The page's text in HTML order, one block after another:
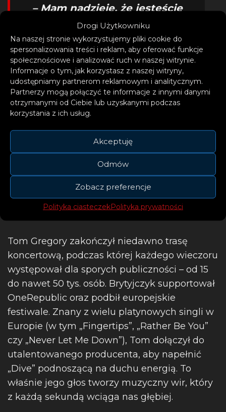
Drogi Użytkowniku
Na naszej stronie wykorzystujemy pliki cookie do
spersonalizowania treści i reklam, aby oferować funkcje
społecznościowe i analizować ruch w naszej witrynie.
Informacje o tym, jak korzystasz z naszej witryny,
udostępniamy partnerom reklamowym i analitycznym.
Partnerzy mogą połączyć te informacje z innymi danymi
otrzymanymi od Ciebie lub uzyskanymi podczas
korzystania z ich usług.
Akceptuję
Odmów
Zobacz preferencje
Polityka ciasteczekPolityka prywatności
– Mam nadzieję, że jesteście
gotowi, aby «zanurkować» w
mój nowy singiel z Tomem
Gregorym! Chciałem stworzyć
idealne połączenie
house’owego brzmienia
napędzanego fortepianem z
ma lepszego sposobu na
rozpoczęcie nowego sezonu!
– komentuje Lost Frequencie
Tom Gregory zakończył niedawno trasę
koncertową, podczas której każdego wieczoru
występował dla sporych publiczności – od 15
do nawet 50 tys. osób. Brytyjczyk supportował
OneRepublic oraz podbił europejskie
festiwale. Znany z wielu platynowych singli w
Europie (w tym „Fingertips”, „Rather Be You”
czy „Never Let Me Down”), Tom dołączył do
utalentowanego producenta, aby napełnić
„Dive” podnoszącą na duchu energią. To
właśnie jego głos tworzy muzyczny wir, który
z każdą sekundą wciąga nas głębiej.